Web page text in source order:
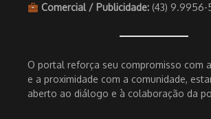
Comercial / Publicidade:(43) 9.9956-
O portal reforça seu compromisso com
e a proximidade com a comunidade,
aberto ao diálogo e à colaboração da